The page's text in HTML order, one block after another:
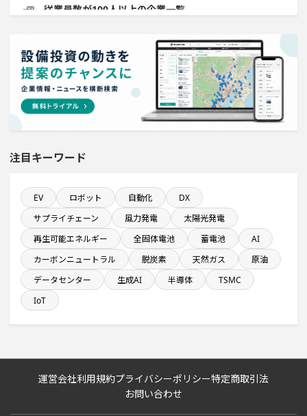
従業員数が100人以上の企業一覧
年間研究開発費が100億円以上の企業一覧
1000億円以上投資する設備新設計画
年間設備投資額が100億円以上の企業一覧
九州地方で投資額10億円以上プロジェクト
食品卸に関するプロジェクト
直近3か月以内に稼働プロジェクト
直近3か月以内に完了する設備新設計画
新規雇用者数100名以上プロジェクト
自動車関連工場のプロジェクト
注目キーワード
EV ロボット 自動化
DX
サプライチェーン
風力発電
太陽光発電
再生可能エネルギー
全固体電池 蓄電池
AI
カーボンニュートラル
脱炭素 天然ガス
原油
データセンター
生成AI 半導体
TSMC
IoT
運営会社利用規約プライバシーポリシー特定商取引法
お問い合わせ